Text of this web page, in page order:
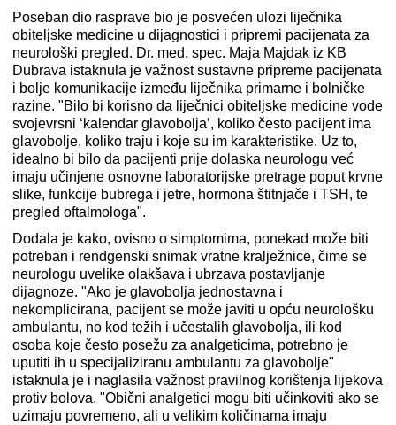
Poseban dio rasprave bio je posvećen ulozi liječnika
obiteljske medicine u dijagnostici i pripremi pacijenata za
neurološki pregled. Dr. med. spec. Maja Majdak iz KB
Dubrava istaknula je važnost sustavne pripreme pacijenata
i bolje komunikacije između liječnika primarne i bolničke
razine. "Bilo bi korisno da liječnici obiteljske medicine vode
svojevrsni ‘kalendar glavobolja’, koliko često pacijent ima
glavobolje, koliko traju i koje su im karakteristike. Uz to,
idealno bi bilo da pacijenti prije dolaska neurologu već
imaju učinjene osnovne laboratorijske pretrage poput krvne
slike, funkcije bubrega i jetre, hormona štitnjače i TSH, te
pregled oftalmologa".
Dodala je kako, ovisno o simptomima, ponekad može biti
potreban i rendgenski snimak vratne kralježnice, čime se
neurologu uvelike olakšava i ubrzava postavljanje
dijagnoze. "Ako je glavobolja jednostavna i
nekomplicirana, pacijent se može javiti u opću neurološku
ambulantu, no kod težih i učestalih glavobolja, ili kod
osoba koje često posežu za analgeticima, potrebno je
uputiti ih u specijaliziranu ambulantu za glavobolje"
istaknula je i naglasila važnost pravilnog korištenja lijekova
protiv bolova. "Obični analgetici mogu biti učinkoviti ako se
uzimaju povremeno, ali u velikim količinama imaju